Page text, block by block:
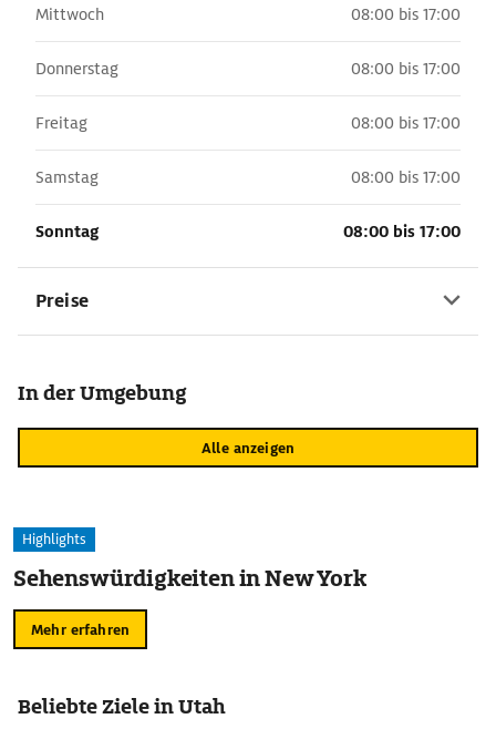
Mittwoch 08:00 bis 17:00
Donnerstag 08:00 bis 17:00
Freitag 08:00 bis 17:00
Samstag 08:00 bis 17:00
Sonntag 08:00 bis 17:00
Preise
In der Umgebung
Alle anzeigen
Highlights
Sehenswürdigkeiten in New York
Mehr erfahren
Beliebte Ziele in Utah